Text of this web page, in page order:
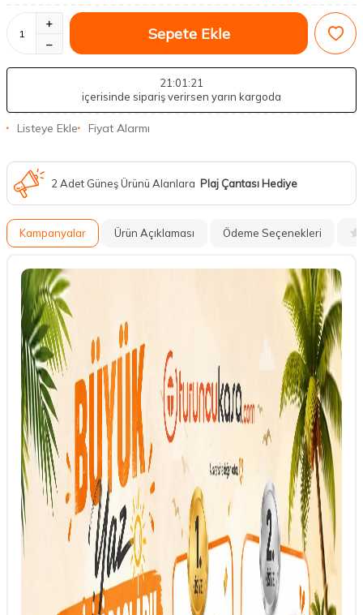
Sepete Ekle
21:01:20
içerisinde sipariş verirsen yarın kargoda
Listeye Ekle Fiyat Alarmı
2 Adet Güneş Ürünü Alanlara Plaj Çantası Hediye
Kampanyalar Ürün Açıklaması Ödeme Seçenekleri